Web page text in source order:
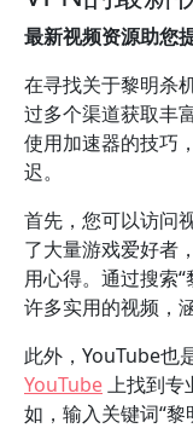
最新视频资源助您
在寻找关于黎明杀
过多个渠道获取丰
使用加速器的技巧
迟。
首先，您可以访问
了大量游戏爱好者
用心得。通过搜索
许多实用的视频，
此外，YouTube也
YouTube上找到专
如，输入关键词“